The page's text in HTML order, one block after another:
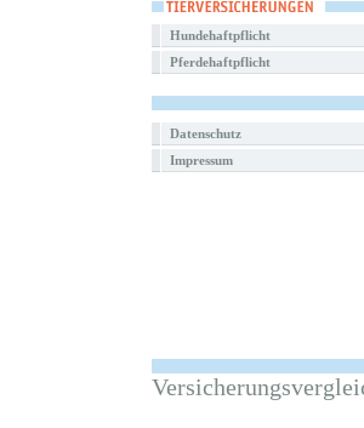
Hundehaftpflicht
Pferdehaftpflicht
Datenschutz
Impressum